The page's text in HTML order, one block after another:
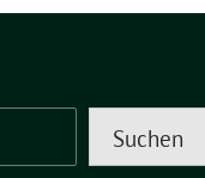
Suchen